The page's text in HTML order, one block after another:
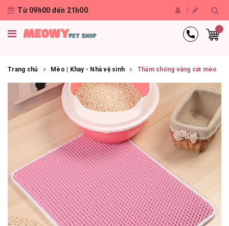
Từ 09h00 đến 21h00
Trang chủ Mèo | Khay - Nhà vệ sinh Thảm chống văng cát mèo